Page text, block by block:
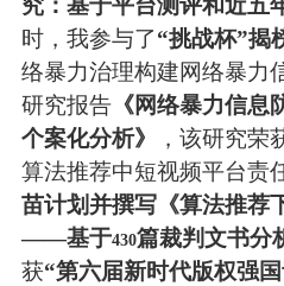
究：基于平台测评和近五
时，我参与了“挑战杯”揭
络暴力治理构建网络暴力
研究报告《网络暴力信息
个案化分析》
，该研究荣
算法推荐中短视频平台责
苗计划并撰写《算法推荐
——基于430篇裁判文书分
获“第六届新时代版权强